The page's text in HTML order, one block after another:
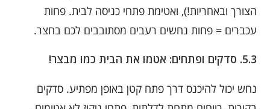
הצורך ובאחריות!), ואטימת פתחי כניסה לבית. פחות
עכברים = פחות נחשים רעבים מסתובבים לכם בחצר.
5.3. סדקים ופתחים: אטמו את הבית כמו מבצר!
נחש יכול להיכנס דרך פתח קטן באופן מפתיע. סדקים